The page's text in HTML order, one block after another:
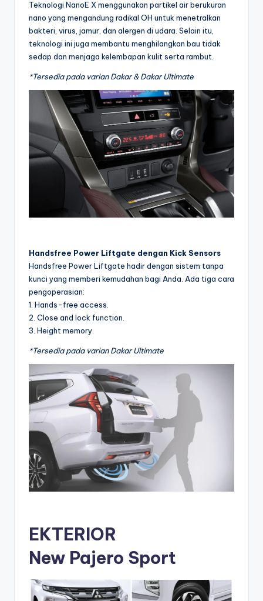
Teknologi NanoE X menggunakan partikel air berukuran
nano yang mengandung radikal OH untuk menetralkan
bakteri, virus, jamur, dan alergen di udara. Selain itu,
teknologi ini juga membantu menghilangkan bau tidak
sedap dan menjaga kelembapan kulit serta rambut.
*Tersedia pada varian Dakar & Dakar Ultimate
Handsfree Power Liftgate dengan Kick Sensors
Handsfree Power Liftgate hadir dengan sistem tanpa
kunci yang memberi kemudahan bagi Anda. Ada tiga cara
pengoperasian:
1. Hands-free access.
2. Close and lock function.
3. Height memory.
*Tersedia pada varian Dakar Ultimate
EKTERIOR
New Pajero Sport